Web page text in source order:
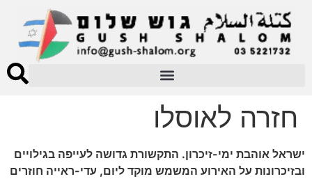
חזרה לאוסלו
ישראל אוהבת ימי-זיכרון. התקשורת גדושה לעייפה בגילויים
ובזיכרונות על האירוע המשמש מוקד ליום, עדי-ראייה חוזרים